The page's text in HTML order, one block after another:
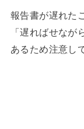
報告書が遅れた
「遅ればせな
あるため注意し